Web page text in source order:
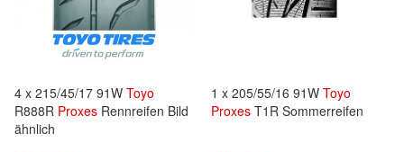
4 x 215/45/17 91W Toyo
R888R Proxes Rennreifen Bild
ähnlich
1 x 205/55/16 91W Toyo
Proxes T1R Sommerreifen